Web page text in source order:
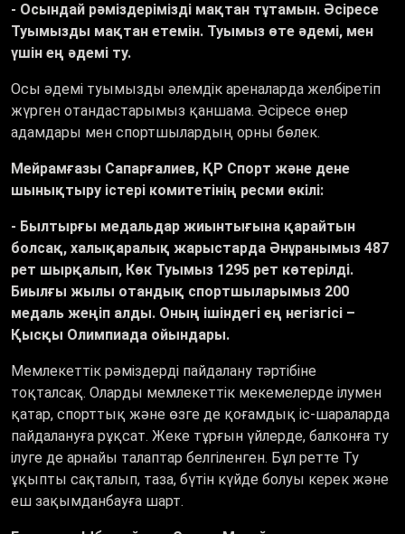
- Осындай рәміздерімізді мақтан тұтамын. Әсіресе
Туымызды мақтан етемін. Туымыз өте әдемі, мен
үшін ең әдемі ту.
Осы әдемі туымызды әлемдік ареналарда желбіретіп
жүрген отандастарымыз қаншама. Әсіресе өнер
адамдары мен спортшылардың орны бөлек.
Мейрамғазы Сапарғалиев, ҚР Спорт және дене
шынықтыру істері комитетінің ресми өкілі:
- Былтырғы медальдар жиынтығына қарайтын
болсақ, халықаралық жарыстарда Әнұранымыз 487
рет шырқалып, Көк Туымыз 1295 рет көтерілді.
Биылғы жылы отандық спортшыларымыз 200
медаль жеңіп алды. Оның ішіндегі ең негізгісі –
Қысқы Олимпиада ойындары.
Мемлекеттік рәміздерді пайдалану тәртібіне
тоқталсақ. Оларды мемлекеттік мекемелерде ілумен
қатар, спорттық және өзге де қоғамдық іс-шараларда
пайдалануға рұқсат. Жеке тұрғын үйлерде, балконға ту
ілуге де арнайы талаптар белгіленген. Бұл ретте Ту
ұқыпты сақталып, таза, бүтін күйде болуы керек және
еш зақымданбауға шарт.